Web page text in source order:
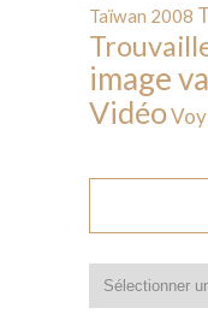
Taïwan 2008
image
Vidéo